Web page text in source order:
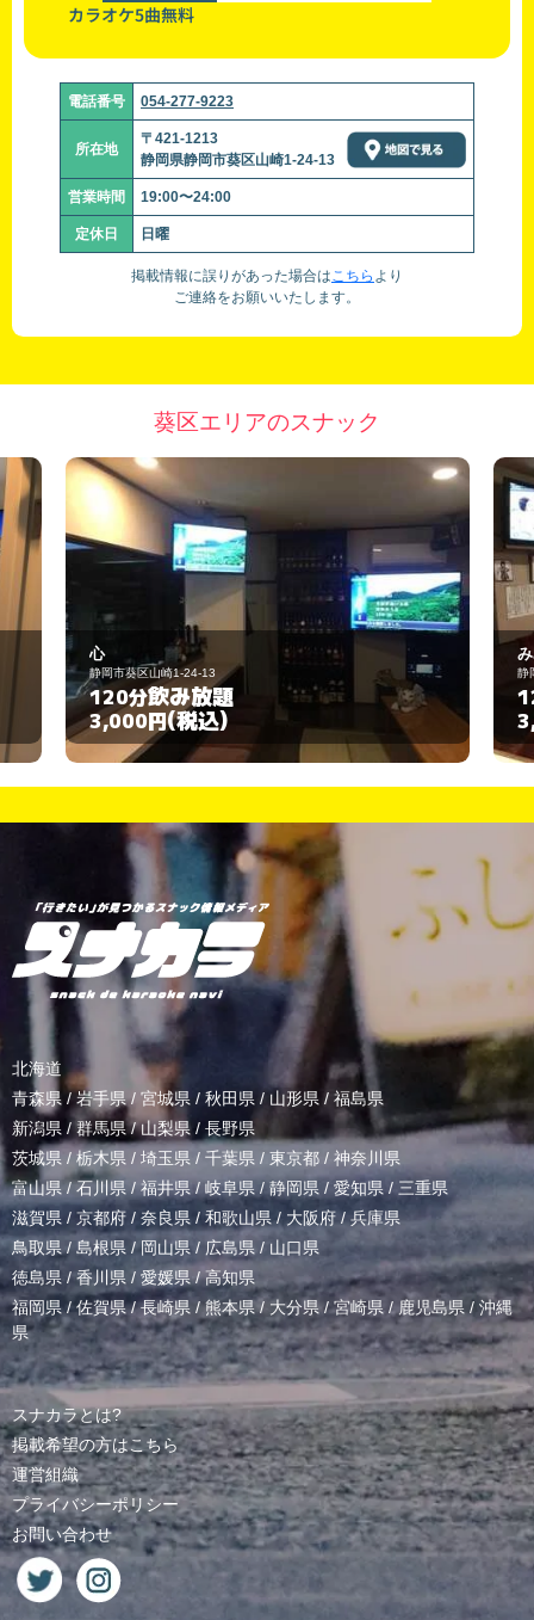
カラオケ5曲無料
電話番号 054-277-9223
所在地
〒421-1213
静岡県静岡市葵区山崎1-24-13
営業時間 19:00〜24:00
定休日 日曜
掲載情報に誤りがあった場合はこちら より
ご連絡をお願いいたします。
葵区エリアのスナック
心
静岡市葵区山崎1-24-13
120分飲み放題
3,000円(税込)
静
北海道
青森県 / 岩手県/ 宮城県 / 秋田県 / 山形県/ 福島県
新潟県 /群馬県/山梨県 / 長野県
茨城県 / 栃木県 / 埼玉県 / 千葉県 / 東京都 / 神奈川県
富山県 /石川県/福井県/岐阜県 / 静岡県 / 愛知県 / 三重県
滋賀県 / 京都府 / 奈良県 / 和歌山県/ 大阪府 /兵庫県
鳥取県/ 島根県 /岡山県/ 広島県 / 山口県
徳島県 /香川県 / 愛媛県/高知県
福岡県/佐賀県/長崎県 /熊本県/ 大分県/宮崎県 /鹿児島県 / 沖縄
県
スナカラとは?
掲載希望の方はこちら
運営組織
プライバシーポリシー
お問い合わせ